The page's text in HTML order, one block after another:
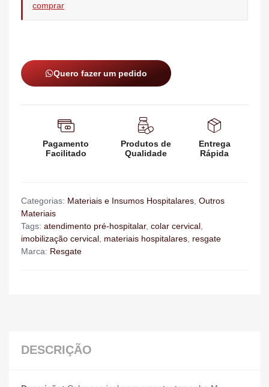
comprar
Quero fazer um pedido
Pagamento
Facilitado
Produtos de
Qualidade
Entrega
Rápida
Categorias: Materiais e Insumos Hospitalares, Outros
Materiais
Tags: atendimento pré-hospitalar, colar cervical,
imobilização cervical, materiais hospitalares, resgate
Marca: Resgate
DESCRIÇÃO